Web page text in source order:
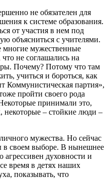
не обязателен для
к системе образования.
от участия в нем под
объясниться с учителями.
многие мужественные
не соглашались на
Почему? Потому что там
учиться и бороться, как
Коммунистическая партия»,
пройти своего рода
принимали это,
некоторые – стойкие люди –
мужества. Но сейчас
в своем выборе. В нынешнее
агрессивен духовности и
время в детях наших
показывать, что